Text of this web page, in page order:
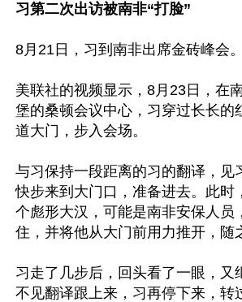
习第二次出访被南非“打脸”
8月21日，习到南非出席金砖峰会。
美联社的视频显示，8月23日，在
堡的桑顿会议中心，习穿过长长的
道大门，步入会场。
与习保持一段距离的习的翻译，见
快步来到大门口，准备进去。此时
个彪形大汉，可能是南非安保人员
住，并将他从大门前用力推开，随
习走了几步后，回头看了一眼，又
不见翻译跟上来，习再停下来，转